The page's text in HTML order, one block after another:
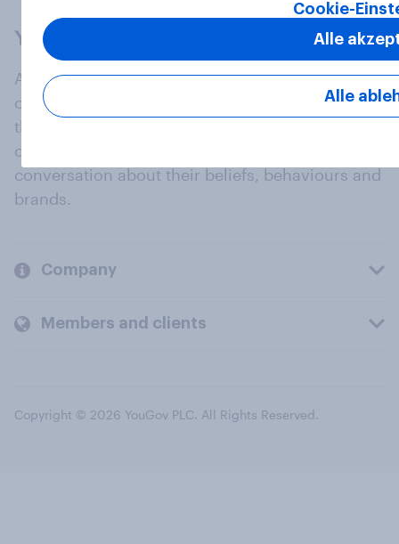
At the heart of our company is a global online
community, where millions of people and
thousands of political, cultural and commercial
organisations engage in a continuous
conversation about their beliefs, behaviours and
brands.
Company
Members and clients
Copyright © 2026 YouGov PLC. All Rights Reserved.
Cookie-
Alle
Alle